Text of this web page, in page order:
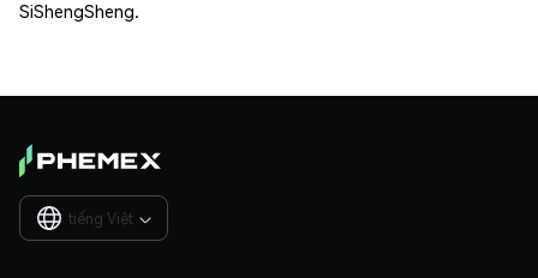
SiShengSheng.
tiếng Việt 